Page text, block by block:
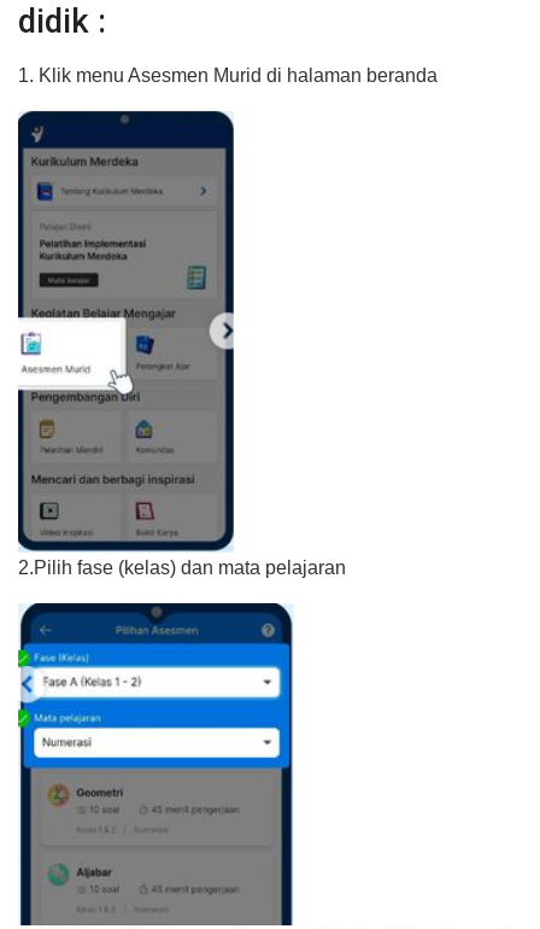
didik :
1. Klik menu Asesmen Murid di halaman beranda
2.Pilih fase (kelas) dan mata pelajaran